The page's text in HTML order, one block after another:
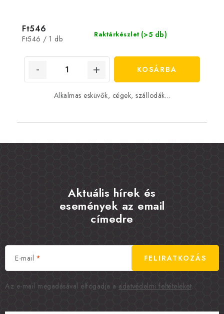
Raktárkészlet (>5 db)
Ft546
Egységár:
Ft546 / 1 db
KOSÁRBA
Alkalmas esküvők, cégek, szállodák...
Aktuális hírek és
események az email
címedre
E-mail
Az e-mail megadásával elfogadja a adatvédelmi feltételeket.
FELIRATKOZÁS